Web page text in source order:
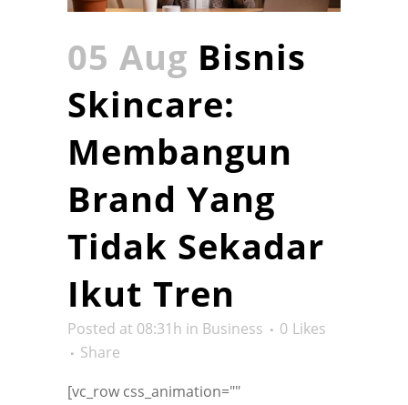
05 Aug Bisnis
Skincare:
Membangun
Brand Yang
Tidak Sekadar
Ikut Tren
Posted at 08:31h in Business 0 Likes
Share
[vc_row css_animation=""